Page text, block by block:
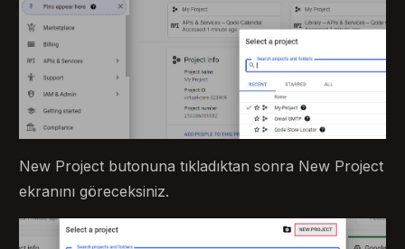
New Project butonuna tıkladıktan sonra New Project
ekranını göreceksiniz.